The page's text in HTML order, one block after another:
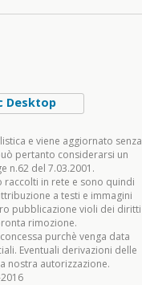
Desktop
e viene aggiornato senza
pertanto considerarsi un
n.62 del 7.03.2001.
raccolti in rete e sono quindi
a testi e immagini
pubblicazione violi dei diritti
rimozione.
purchè venga data
Eventuali derivazioni delle
nostra autorizzazione.